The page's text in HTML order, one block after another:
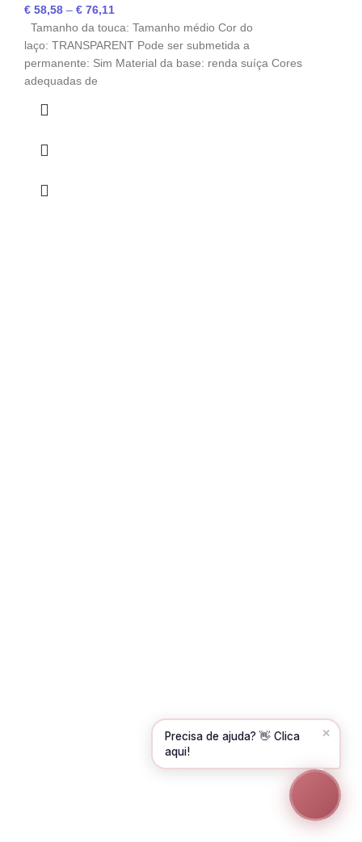
€ 58,58 – € 76,11
Tamanho da touca: Tamanho médio Cor do
laço: TRANSPARENT Pode ser submetida a
permanente: Sim Material da base: renda suíça Cores
adequadas de
Precisa de ajuda? 👋 Clica
aqui!
✕